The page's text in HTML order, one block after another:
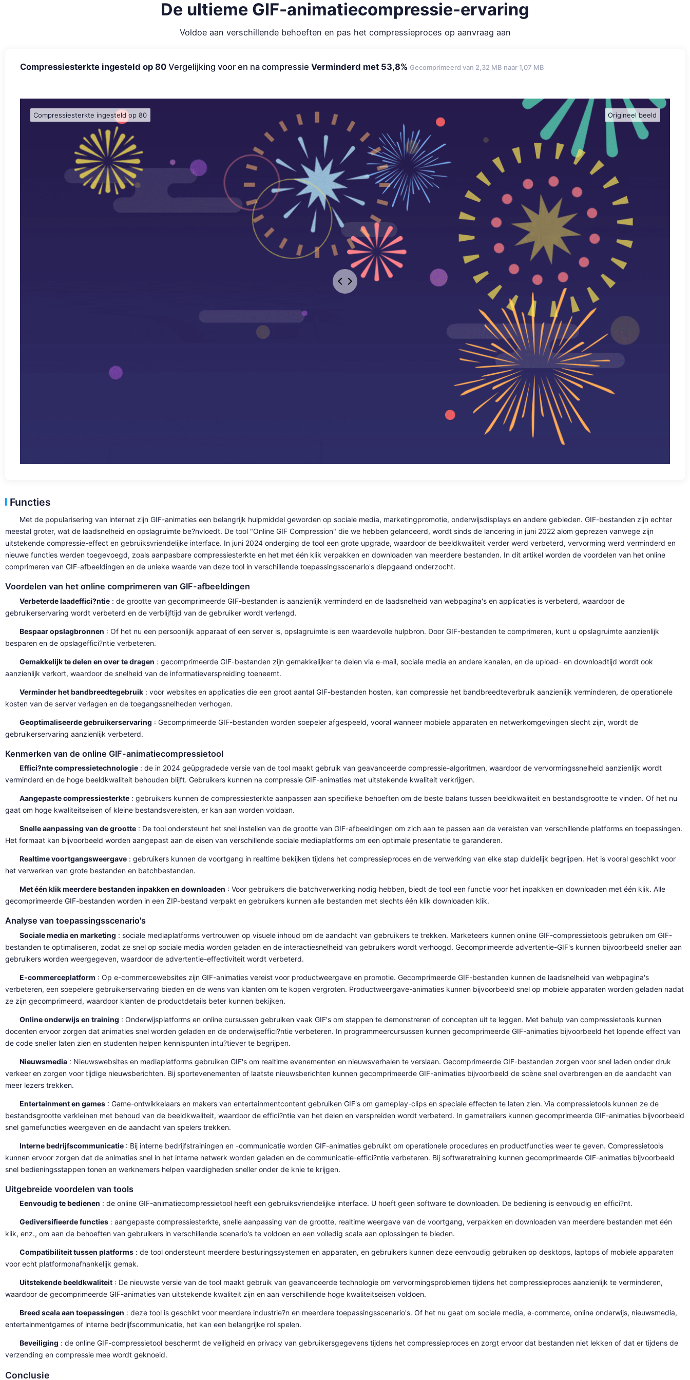
De ultieme GIF-animatiecompressie-ervaring
Voldoe aan verschillende behoeften en pas het compressieproces op aanvraag aan
Compressiesterkte ingesteld op 80 Vergelijking voor en na compressie Verminderd met 53,8% Gecomprimeerd van 2,32 MB naar 1,07 MB
Functies
Met de popularisering van internet zijn GIF-animaties een belangrijk hulpmiddel geworden op sociale media, marketingpromotie, onderwijsdisplays en andere gebieden. GIF-bestanden zijn echter
meestal groter, wat de laadsnelheid en opslagruimte be?nvloedt. De tool "Online GIF Compression" die we hebben gelanceerd, wordt sinds de lancering in juni 2022 alom geprezen vanwege zijn
uitstekende compressie-effect en gebruiksvriendelijke interface. In juni 2024 onderging de tool een grote upgrade, waardoor de beeldkwaliteit verder werd verbeterd, vervorming werd verminderd en
nieuwe functies werden toegevoegd, zoals aanpasbare compressiesterkte en het met één klik verpakken en downloaden van meerdere bestanden. In dit artikel worden de voordelen van het online
comprimeren van GIF-afbeeldingen en de unieke waarde van deze tool in verschillende toepassingsscenario's diepgaand onderzocht.
Voordelen van het online comprimeren van GIF-afbeeldingen
Verbeterde laadeffici?ntie: de grootte van gecomprimeerde GIF-bestanden is aanzienlijk verminderd en de laadsnelheid van webpagina's en applicaties is verbeterd, waardoor de
gebruikerservaring wordt verbeterd en de verblijftijd van de gebruiker wordt verlengd.
Bespaar opslagbronnen : Of het nu een persoonlijk apparaat of een server is, opslagruimte is een waardevolle hulpbron. Door GIF-bestanden te comprimeren, kunt u opslagruimte aanzienlijk
besparen en de opslageffici?ntie verbeteren.
Gemakkelijk te delen en over te dragen : gecomprimeerde GIF-bestanden zijn gemakkelijker te delen via e-mail, sociale media en andere kanalen, en de upload- en downloadtijd wordt ook
aanzienlijk verkort, waardoor de snelheid van de informatieverspreiding toeneemt.
Verminder het bandbreedtegebruik: voor websites en applicaties die een groot aantal GIF-bestanden hosten, kan compressie het bandbreedteverbruik aanzienlijk verminderen, de operationele
kosten van de server verlagen en de toegangssnelheden verhogen.
Geoptimaliseerde gebruikerservaring : Gecomprimeerde GIF-bestanden worden soepeler afgespeeld, vooral wanneer mobiele apparaten en netwerkomgevingen slecht zijn, wordt de
gebruikerservaring aanzienlijk verbeterd.
Kenmerken van de online GIF-animatiecompressietool
Effici?nte compressietechnologie: de in 2024 geüpgradede versie van de tool maakt gebruik van geavanceerde compressie-algoritmen, waardoor de vervormingssnelheid aanzienlijk wordt
verminderd en de hoge beeldkwaliteit behouden blijft. Gebruikers kunnen na compressie GIF-animaties met uitstekende kwaliteit verkrijgen.
Aangepaste compressiesterkte: gebruikers kunnen de compressiesterkte aanpassen aan specifieke behoeften om de beste balans tussen beeldkwaliteit en bestandsgrootte te vinden. Of het nu
gaat om hoge kwaliteitseisen of kleine bestandsvereisten, er kan aan worden voldaan.
Snelle aanpassing van de grootte: De tool ondersteunt het snel instellen van de grootte van GIF-afbeeldingen om zich aan te passen aan de vereisten van verschillende platforms en toepassingen.
Het formaat kan bijvoorbeeld worden aangepast aan de eisen van verschillende sociale mediaplatforms om een optimale presentatie te garanderen.
Realtime voortgangsweergave: gebruikers kunnen de voortgang in realtime bekijken tijdens het compressieproces en de verwerking van elke stap duidelijk begrijpen. Het is vooral geschikt voor
het verwerken van grote bestanden en batchbestanden.
Met één klik meerdere bestanden inpakken en downloaden : Voor gebruikers die batchverwerking nodig hebben, biedt de tool een functie voor het inpakken en downloaden met één klik. Alle
gecomprimeerde GIF-bestanden worden in een ZIP-bestand verpakt en gebruikers kunnen alle bestanden met slechts één klik downloaden klik.
Analyse van toepassingsscenario's
Sociale media en marketing : sociale mediaplatforms vertrouwen op visuele inhoud om de aandacht van gebruikers te trekken. Marketeers kunnen online GIF-compressietools gebruiken om GIF-
bestanden te optimaliseren, zodat ze snel op sociale media worden geladen en de interactiesnelheid van gebruikers wordt verhoogd. Gecomprimeerde advertentie-GIF's kunnen bijvoorbeeld sneller aan
gebruikers worden weergegeven, waardoor de advertentie-effectiviteit wordt verbeterd.
E-commerceplatform : Op e-commercewebsites zijn GIF-animaties vereist voor productweergave en promotie. Gecomprimeerde GIF-bestanden kunnen de laadsnelheid van webpagina's
verbeteren, een soepelere gebruikerservaring bieden en de wens van klanten om te kopen vergroten. Productweergave-animaties kunnen bijvoorbeeld snel op mobiele apparaten worden geladen nadat
ze zijn gecomprimeerd, waardoor klanten de productdetails beter kunnen bekijken.
Online onderwijs en training : Onderwijsplatforms en online cursussen gebruiken vaak GIF's om stappen te demonstreren of concepten uit te leggen. Met behulp van compressietools kunnen
docenten ervoor zorgen dat animaties snel worden geladen en de onderwijseffici?ntie verbeteren. In programmeercursussen kunnen gecomprimeerde GIF-animaties bijvoorbeeld het lopende effect van
de code sneller laten zien en studenten helpen kennispunten intu?tiever te begrijpen.
Nieuwsmedia: Nieuwswebsites en mediaplatforms gebruiken GIF's om realtime evenementen en nieuwsverhalen te verslaan. Gecomprimeerde GIF-bestanden zorgen voor snel laden onder druk
verkeer en zorgen voor tijdige nieuwsberichten. Bij sportevenementen of laatste nieuwsberichten kunnen gecomprimeerde GIF-animaties bijvoorbeeld de scène snel overbrengen en de aandacht van
meer lezers trekken.
Entertainment en games: Game-ontwikkelaars en makers van entertainmentcontent gebruiken GIF's om gameplay-clips en speciale effecten te laten zien. Via compressietools kunnen ze de
bestandsgrootte verkleinen met behoud van de beeldkwaliteit, waardoor de effici?ntie van het delen en verspreiden wordt verbeterd. In gametrailers kunnen gecomprimeerde GIF-animaties bijvoorbeeld
snel gamefuncties weergeven en de aandacht van spelers trekken.
Interne bedrijfscommunicatie: Bij interne bedrijfstrainingen en -communicatie worden GIF-animaties gebruikt om operationele procedures en productfuncties weer te geven. Compressietools
kunnen ervoor zorgen dat de animaties snel in het interne netwerk worden geladen en de communicatie-effici?ntie verbeteren. Bij softwaretraining kunnen gecomprimeerde GIF-animaties bijvoorbeeld
snel bedieningsstappen tonen en werknemers helpen vaardigheden sneller onder de knie te krijgen.
Uitgebreide voordelen van tools
Eenvoudig te bedienen : de online GIF-animatiecompressietool heeft een gebruiksvriendelijke interface. U hoeft geen software te downloaden. De bediening is eenvoudig en effici?nt.
Gediversifieerde functies: aangepaste compressiesterkte, snelle aanpassing van de grootte, realtime weergave van de voortgang, verpakken en downloaden van meerdere bestanden met één
klik, enz., om aan de behoeften van gebruikers in verschillende scenario's te voldoen en een volledig scala aan oplossingen te bieden.
Compatibiliteit tussen platforms: de tool ondersteunt meerdere besturingssystemen en apparaten, en gebruikers kunnen deze eenvoudig gebruiken op desktops, laptops of mobiele apparaten
voor echt platformonafhankelijk gemak.
Uitstekende beeldkwaliteit: De nieuwste versie van de tool maakt gebruik van geavanceerde technologie om vervormingsproblemen tijdens het compressieproces aanzienlijk te verminderen,
waardoor de gecomprimeerde GIF-animaties van uitstekende kwaliteit zijn en aan verschillende hoge kwaliteitseisen voldoen.
Breed scala aan toepassingen : deze tool is geschikt voor meerdere industrie?n en meerdere toepassingsscenario's. Of het nu gaat om sociale media, e-commerce, online onderwijs, nieuwsmedia,
entertainmentgames of interne bedrijfscommunicatie, het kan een belangrijke rol spelen.
Beveiliging : de online GIF-compressietool beschermt de veiligheid en privacy van gebruikersgegevens tijdens het compressieproces en zorgt ervoor dat bestanden niet lekken of dat er tijdens de
verzending en compressie mee wordt geknoeid.
Conclusie